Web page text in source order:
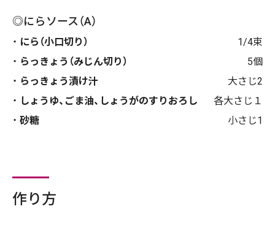
◎にらソース（A）
にら（小口切り）
1/4束
らっきょう（みじん切り）
5個
らっきょう漬け汁
大さじ2
しょうゆ、ごま油、しょうがのすりおろし
各大さじ１
砂糖
小さじ1
作り方